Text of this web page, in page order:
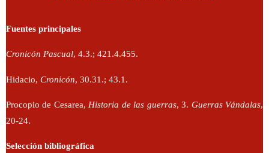
Fuentes principales
Cronicón Pascual, 4.3.; 421.4.455.
Hidacio, Cronicón, 30.31.; 43.1.
Procopio de Cesarea, Historia de las guerras, 3. Guerras Vándalas,
20-24.
Selección bibliográfica